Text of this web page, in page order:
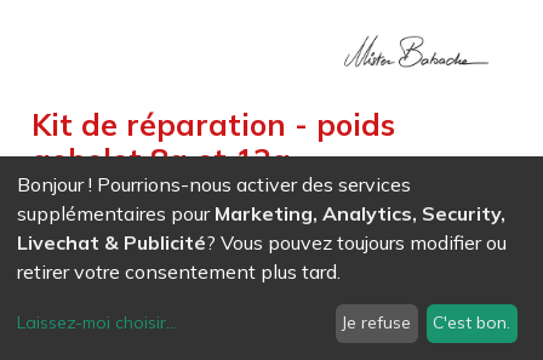
Kit de réparation - poids
gobelet 8g et 12g
Weight : 0,022kg
5,37CHF/ HT
EAN 7611847032654 - Ref ( 3265
Bonjour ! Pourrions-nous activer des services
supplémentaires pour Marketing, Analytics, Security,
Livechat & Publicité? Vous pouvez toujours modifier ou
retirer votre consentement plus tard.
Laissez-moi choisir... Je refuse C'est bon.